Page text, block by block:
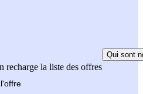
recharge la liste des offres
Qui sont